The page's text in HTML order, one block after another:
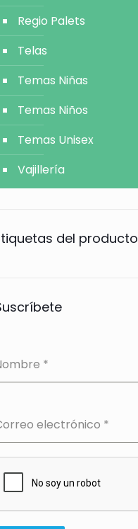
Regio Palets
Telas
Temas Niñas
Temas Niños
Temas Unisex
Vajillería
del producto
*
electrónico *